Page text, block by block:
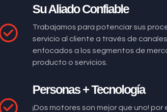
Su Aliado Confiable
Trabajamos para potenciar sus
servicio al cliente a través de
enfocados a los segmentos de
producto o servicios.
Personas + Tecnología
¡Dos motores son mejor que uno!